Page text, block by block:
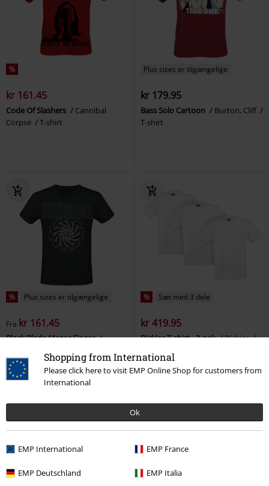
Shopping from International
Please click here to visit EMP Online Shop for customers from
International
Ok
EMP International EMP France
EMP Deutschland EMP Italia
%
kr 161.45
Code Of Slashers
Cannibal
Corpse
T-shirt
Plus sizes er tilgængelige
kr 179.95
Bass Solo Cartoon
Burton, Cliff
T-shirt
% Plus sizes er tilgængelige
Fra kr 161.45
Black Blade Motor Finger
% Sæt med 3 dele
kr 419.95
Dickies T-shirt - 3-pak
Dickies